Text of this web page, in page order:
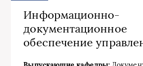
Информационно-
документационное
обеспечение